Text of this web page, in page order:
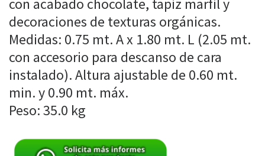
con acabado chocolate, tapiz marfil y
decoraciones de texturas orgánicas.
Medidas: 0.75 mt. A x 1.80 mt. L (2.05 mt.
con accesorio para descanso de cara
instalado). Altura ajustable de 0.60 mt.
min. y 0.90 mt. máx.
Peso: 35.0 kg